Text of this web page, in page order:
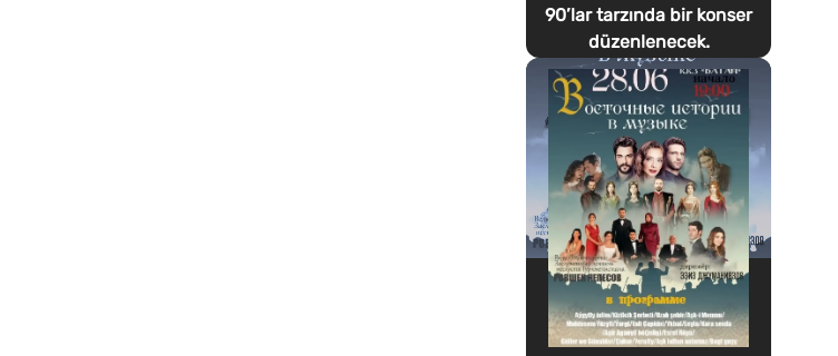
90’lar tarzında bir konser
düzenlenecek.